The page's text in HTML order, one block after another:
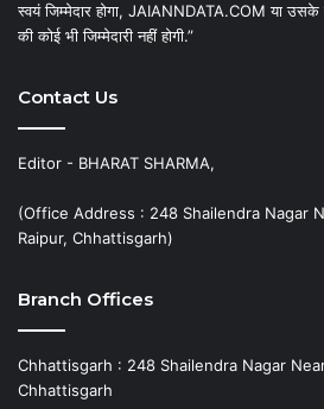
स्वयं जिम्मेदार होगा, JAIANNDATA.COM या
की कोई भी जिम्मेदारी नहीं होगी.”
Contact Us
Editor - BHARAT SHARMA,
(Office Address : 248 Shailendra Nagar
Raipur, Chhattisgarh)
Branch Offices
Chhattisgarh : 248 Shailendra Nagar
Chhattisgarh